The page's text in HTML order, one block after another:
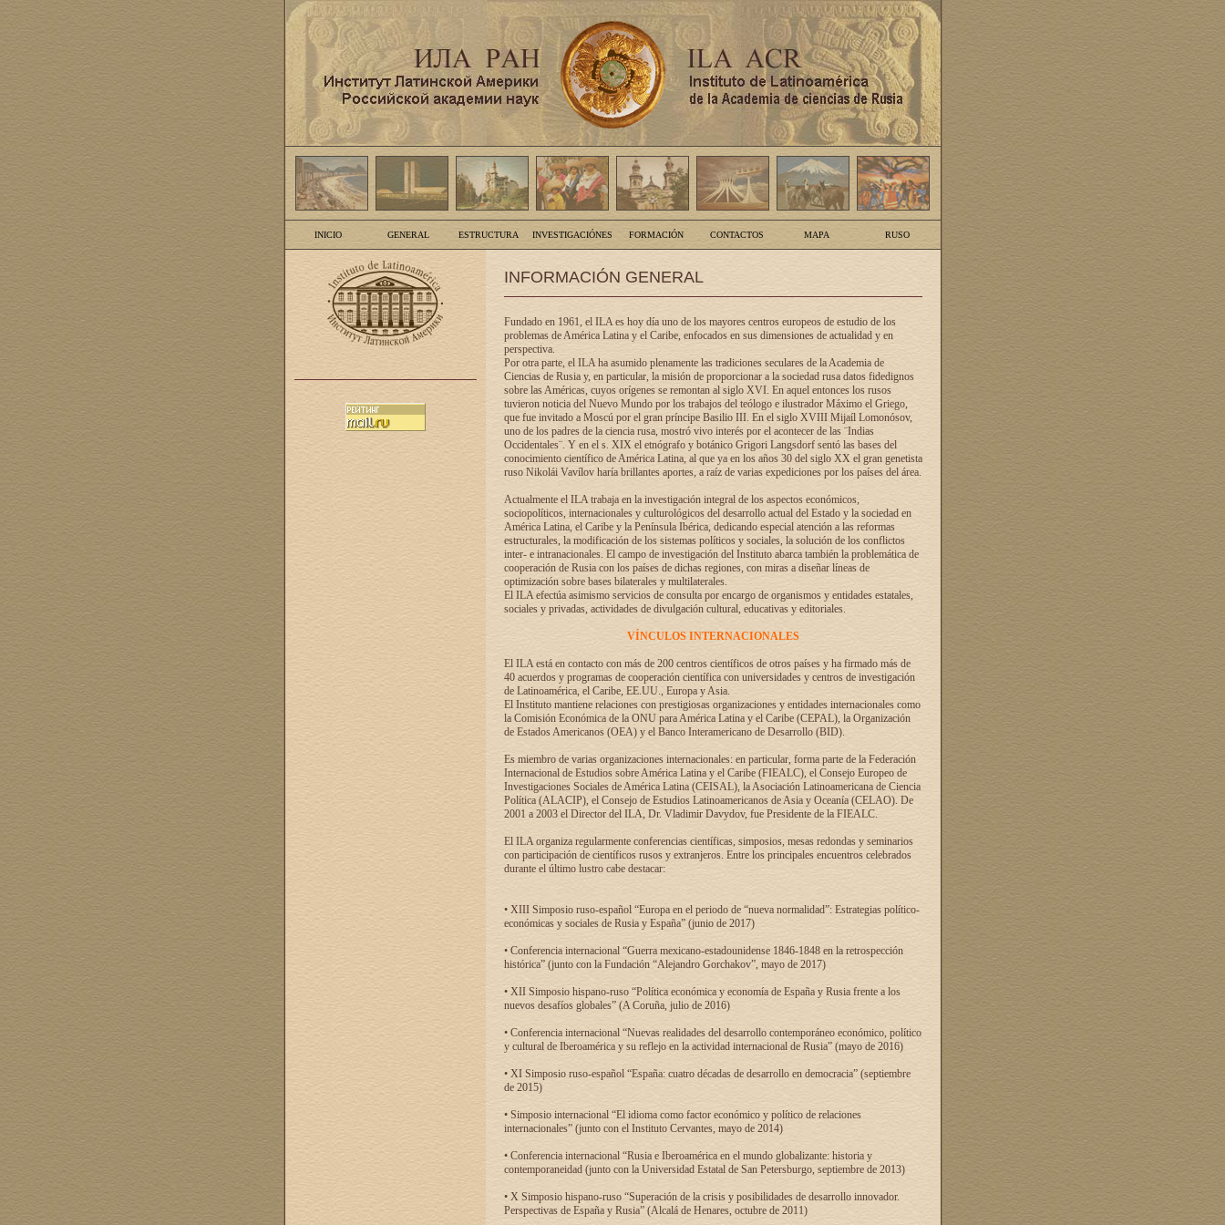
INICIO GENERAL ESTRUCTURA INVESTIGACIÓNES FORMACIÓN CONTACTOS MAPA RUSO
INFORMACIÓN GENERAL
Fundado en 1961, el ILA es hoy día uno de los mayores centros europeos de estudio de los
problemas de América Latina y el Caribe, enfocados en sus dimensiones de actualidad y en
perspectiva.
Por otra parte, el ILA ha asumido plenamente las tradiciones seculares de la Academia de
Ciencias de Rusia y, en particular, la misión de proporcionar a la sociedad rusa datos fidedignos
sobre las Américas, cuyos orígenes se remontan al siglo XVI. En aquel entonces los rusos
tuvieron noticia del Nuevo Mundo por los trabajos del teólogo e ilustrador Máximo el Griego,
que fue invitado a Moscú por el gran príncipe Basilio III. En el siglo XVIII Mijaíl Lomonósov,
uno de los padres de la ciencia rusa, mostró vivo interés por el acontecer de las ¨Indias
Occidentales¨. Y en el s. XIX el etnógrafo y botánico Grigori Langsdorf sentó las bases del
conocimiento científico de América Latina, al que ya en los años 30 del siglo XX el gran genetista
ruso Nikolái Vavílov haría brillantes aportes, a raíz de varias expediciones por los países del área.
Actualmente el ILA trabaja en la investigación integral de los aspectos económicos,
sociopolíticos, internacionales y culturológicos del desarrollo actual del Estado y la sociedad en
América Latina, el Caribe y la Península Ibérica, dedicando especial atención a las reformas
estructurales, la modificación de los sistemas políticos y sociales, la solución de los conflictos
inter- e intranacionales. El campo de investigación del Instituto abarca también la problemática de
cooperación de Rusia con los países de dichas regiones, con miras a diseñar líneas de
optimización sobre bases bilaterales y multilaterales.
El ILA efectúa asimismo servicios de consulta por encargo de organismos y entidades estatales,
sociales y privadas, actividades de divulgación cultural, educativas y editoriales.
VÍNCULOS INTERNACIONALES
El ILA está en contacto con más de 200 centros científicos de otros países y ha firmado más de
40 acuerdos y programas de cooperación científica con universidades y centros de investigación
de Latinoamérica, el Caribe, EE.UU., Europa y Asia.
El Instituto mantiene relaciones con prestigiosas organizaciones y entidades internacionales como
la Comisión Económica de la ONU para América Latina y el Caribe (CEPAL), la Organización
de Estados Americanos (OEA) y el Banco Interamericano de Desarrollo (BID).
Es miembro de varias organizaciones internacionales: en particular, forma parte de la Federación
Internacional de Estudios sobre América Latina y el Caribe (FIEALC), el Consejo Europeo de
Investigaciones Sociales de América Latina (CEISAL), la Asociación Latinoamericana de Ciencia
Política (ALACIP), el Consejo de Estudios Latinoamericanos de Asia y Oceanía (CELAO). De
2001 a 2003 el Director del ILA, Dr. Vladimir Davydov, fue Presidente de la FIEALC.
El ILA organiza regularmente conferencias científicas, simposios, mesas redondas y seminarios
con participación de científicos rusos y extranjeros. Entre los principales encuentros celebrados
durante el último lustro cabe destacar:
• XIII Simposio ruso-español “Europa en el periodo de “nueva normalidad”: Estrategias político-
económicas y sociales de Rusia y España” (junio de 2017)
• Conferencia internacional “Guerra mexicano-estadounidense 1846-1848 en la retrospección
histórica” (junto con la Fundación “Alejandro Gorchakov”, mayo de 2017)
• XII Simposio hispano-ruso “Política económica y economía de España y Rusia frente a los
nuevos desafíos globales” (A Coruña, julio de 2016)
• Conferencia internacional “Nuevas realidades del desarrollo contemporáneo económico, político
y cultural de Iberoamérica y su reflejo en la actividad internacional de Rusia” (mayo de 2016)
• XI Simposio ruso-español “España: cuatro décadas de desarrollo en democracia” (septiembre
de 2015)
• Simposio internacional “El idioma como factor económico y político de relaciones
internacionales” (junto con el Instituto Cervantes, mayo de 2014)
• Conferencia internacional “Rusia e Iberoamérica en el mundo globalizante: historia y
contemporaneidad (junto con la Universidad Estatal de San Petersburgo, septiembre de 2013)
• X Simposio hispano-ruso “Superación de la crisis y posibilidades de desarrollo innovador.
Perspectivas de España y Rusia” (Alcalá de Henares, octubre de 2011)